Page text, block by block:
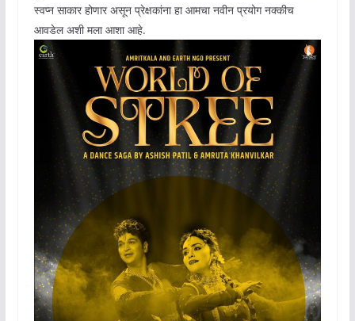
स्वप्न साकार होणार असून प्रेक्षकांना हा आमचा नवीन प्रयोग नक्कीच
आवडेल अशी मला आशा आहे.